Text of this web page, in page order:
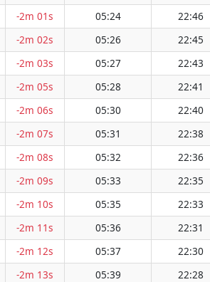
-2m 01s 05:24 22:46
-2m 02s 05:26 22:45
-2m 03s 05:27 22:43
-2m 05s 05:28 22:41
-2m 06s 05:30 22:40
-2m 07s 05:31 22:38
-2m 08s 05:32 22:36
-2m 09s 05:33 22:35
-2m 10s 05:35 22:33
-2m 11s 05:36 22:31
-2m 12s 05:37 22:30
-2m 13s 05:39 22:28